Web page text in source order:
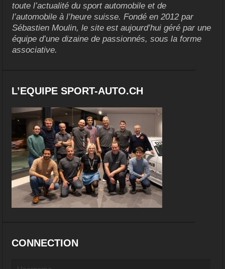
toute l’actualité du sport automobile et de
l’automobile à l’heure suisse. Fondé en 2012 par
Sébastien Moulin, le site est aujourd’hui géré par une
équipe d’une dizaine de passionnés, sous la forme
associative.
L’EQUIPE SPORT-AUTO.CH
CONNECTION